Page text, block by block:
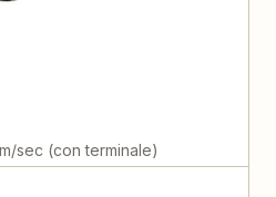
sec (con terminale)